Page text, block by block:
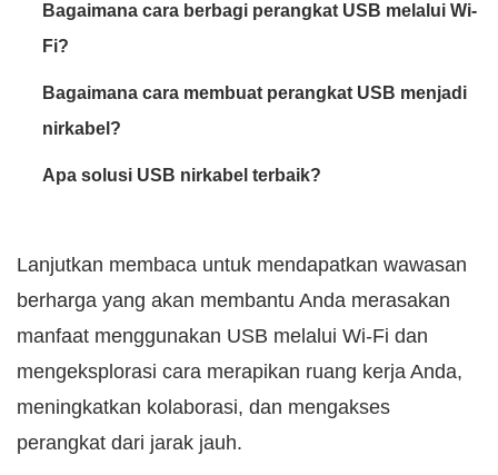
Bagaimana cara berbagi perangkat USB melalui Wi-
Fi?
Bagaimana cara membuat perangkat USB menjadi
nirkabel?
Apa solusi USB nirkabel terbaik?
Lanjutkan membaca untuk mendapatkan wawasan
berharga yang akan membantu Anda merasakan
manfaat menggunakan USB melalui Wi-Fi dan
mengeksplorasi cara merapikan ruang kerja Anda,
meningkatkan kolaborasi, dan mengakses
perangkat dari jarak jauh.